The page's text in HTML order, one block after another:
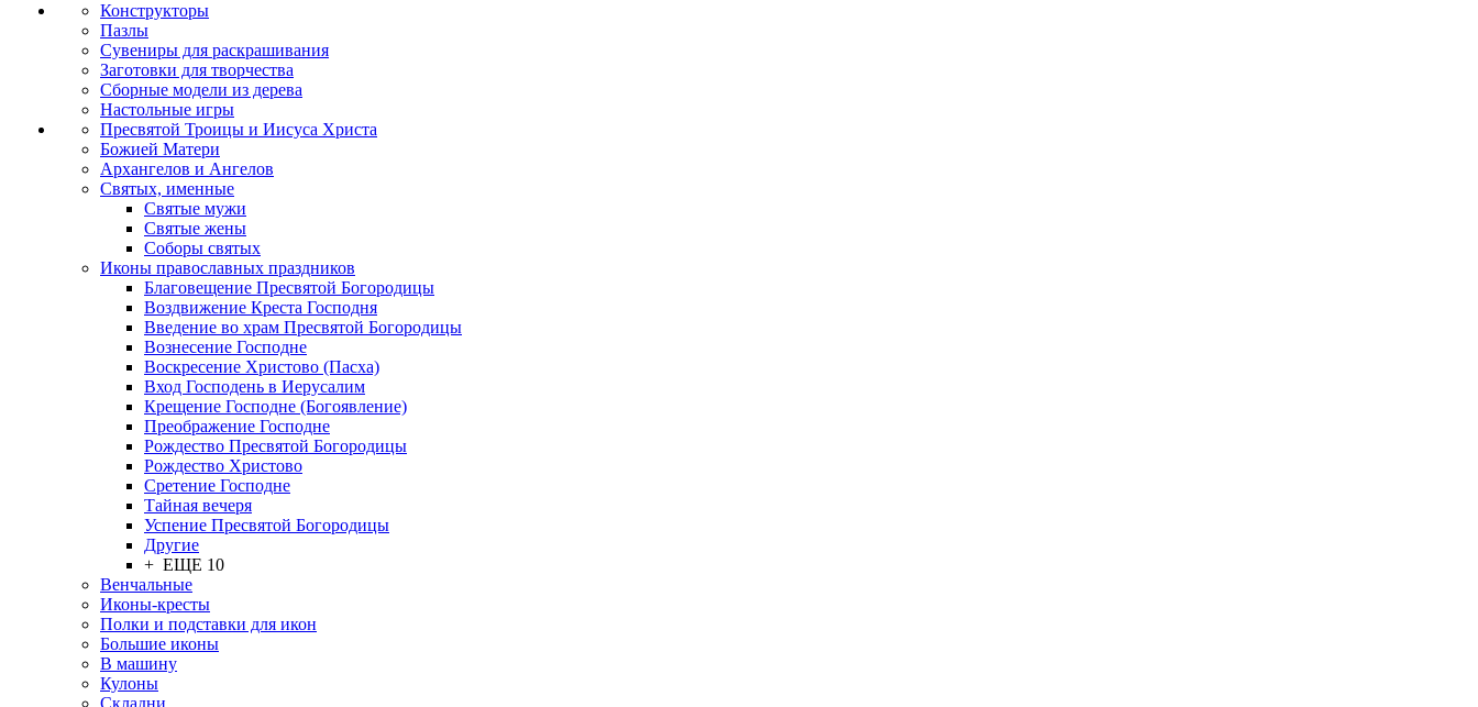
Конструкторы
Пазлы
Сувениры для раскрашивания
Заготовки для творчества
Сборные модели из дерева
Настольные игры
Пресвятой Троицы и Иисуса Христа
Божией Матери
Архангелов и Ангелов
Святых, именные
Святые мужи
Святые жены
Соборы святых
Иконы православных праздников
Благовещение Пресвятой Богородицы
Воздвижение Креста Господня
Введение во храм Пресвятой Богородицы
Вознесение Господне
Воскресение Христово (Пасха)
Вход Господень в Иерусалим
Крещение Господне (Богоявление)
Преображение Господне
Рождество Пресвятой Богородицы
Рождество Христово
Сретение Господне
Тайная вечеря
Успение Пресвятой Богородицы
Другие
+ ЕЩЕ 10
Венчальные
Иконы-кресты
Полки и подставки для икон
Большие иконы
В машину
Кулоны
Складни